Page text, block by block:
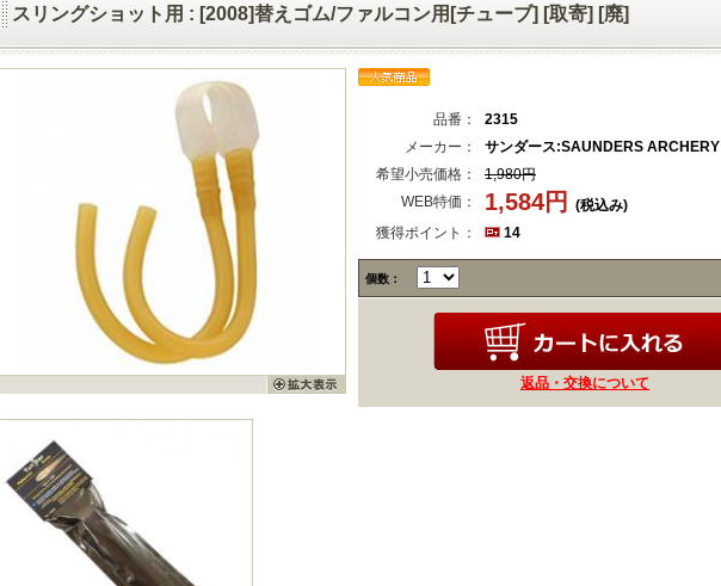
スリングショット用 : [2008]替えゴム/ファルコン用[チューブ] [取寄] [廃]
品番：
2315
メーカー：
サンダース:SAUNDERS ARCHERY
希望小売価格：
1,980円
WEB特価：
1,584円
(税込み)
獲得ポイント：
14
個数：
返品・交換について